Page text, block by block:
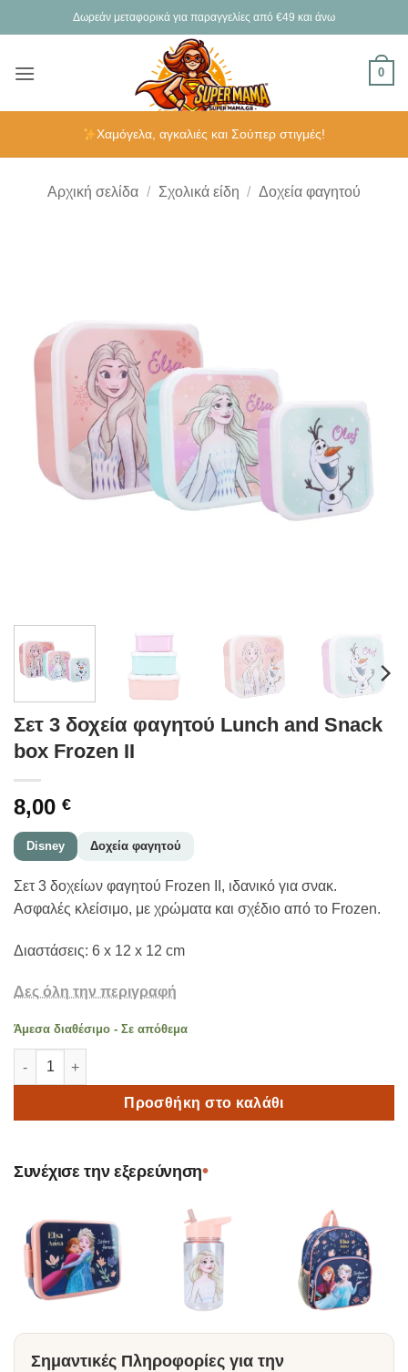
στο
Δωρεάν μεταφορικά για παραγγελίες από €49 και άνω
0
Χαμόγελα, αγκαλιές και Σούπερ στιγμές!
Αρχική σελίδα / Σχολικά είδη / Δοχεία φαγητού
Σετ 3 δοχεία φαγητού Lunch and Snack
box Frozen II
8,00 €
Disney Δοχεία φαγητού
Σετ 3 δοχείων φαγητού Frozen II, ιδανικό για σνακ.
Ασφαλές κλείσιμο, με χρώματα και σχέδιο από το Frozen.
Διαστάσεις: 6 x 12 x 12 cm
Δες όλη την περιγραφή
Άμεσα διαθέσιμο - Σε απόθεμα
Σετ 3 δοχεία φαγητού Lunch and Snack box Frozen II ποσότητα
Προσθήκη στο καλάθι
Συνέχισε την εξερεύνηση•
Σημαντικές Πληροφορίες για την